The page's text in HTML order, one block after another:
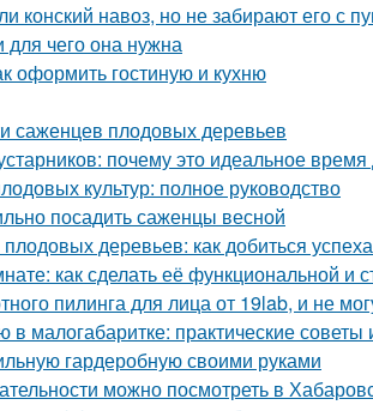
конский навоз, но не забирают его с
для чего она нужна
оформить гостиную и кухню
саженцев плодовых деревьев
почему это идеальное
культур: полное руководство
посадить саженцы весной
деревьев: как добиться
как сделать её функциональной и
пилинга для лица от 19lab, и не
в малогабаритке: практические советы
гардеробную своими руками
можно посмотреть в